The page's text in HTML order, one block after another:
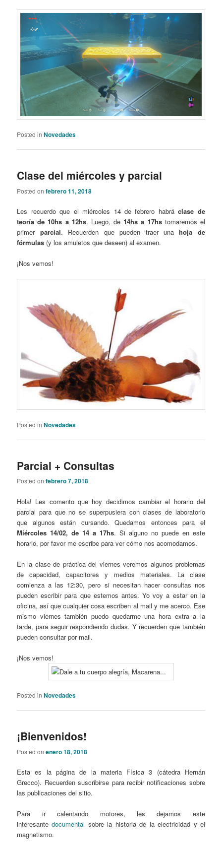
Posted in Novedades
Clase del miércoles y parcial
Posted onfebrero 11, 2018
Les recuerdo que el miércoles 14 de febrero habráclase de
teoría de 10hs a 12hs. Luego, de14hs a 17hstomaremos el
primer parcial. Recuerden que pueden traer unahoja de
fórmulas (y los amuletos que deseen) al examen.
¡Nos vemos!
Posted in Novedades
Parcial + Consultas
Posted onfebrero 7, 2018
Hola! Les comento que hoy decidimos cambiar el horario del
parcial para que no se superpusiera con clases de laboratorio
que algunos están cursando. Quedamos entonces para el
Miércoles 14/02, de 14 a 17hs. Si alguno no puede en este
horario, por favor me escribe para ver cómo nos acomodamos.
En la clase de práctica del viernes veremos algunos problemas
de capacidad, capacitores y medios materiales. La clase
comienza a las 12:30, pero si necesitan hacer consultas nos
pueden escribir para que estemos antes. Yo voy a estar en la
oficina, así que cualquier cosa escriben al mail y me acerco. Ese
mismo viernes también puedo quedarme una hora extra a la
tarde, para seguir respondiendo dudas. Y recuerden que también
pueden consultar por mail.
¡Nos vemos!
Posted in Novedades
¡Bienvenidos!
Posted onenero 18, 2018
Esta es la página de la materia Física 3 (cátedra Hernán
Grecco). Recuerden suscribirse para recibir notificaciones sobre
las publicaciones del sitio.
Para ir calentando motores, les dejamos este
interesantedocumental sobre la historia de la electricidad y el
magnetismo.